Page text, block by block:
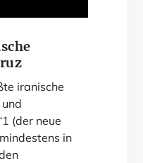
iranische
(der neue
in